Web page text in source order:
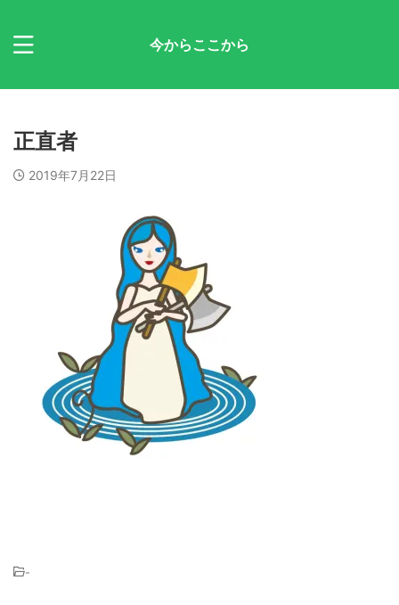
今からここから
正直者
2019年7月22日
-